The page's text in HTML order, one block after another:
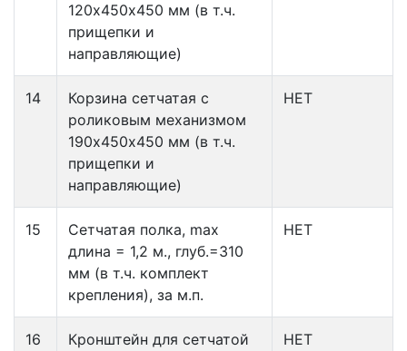
120х450х450 мм (в т.ч.
прищепки и
направляющие)
14
Корзина сетчатая с
роликовым механизмом
190х450х450 мм (в т.ч.
прищепки и
направляющие)
НЕТ
15
Сетчатая полка, max
длина = 1,2 м., глуб.=310
мм (в т.ч. комплект
крепления), за м.п.
НЕТ
16
Кронштейн для сетчатой
НЕТ